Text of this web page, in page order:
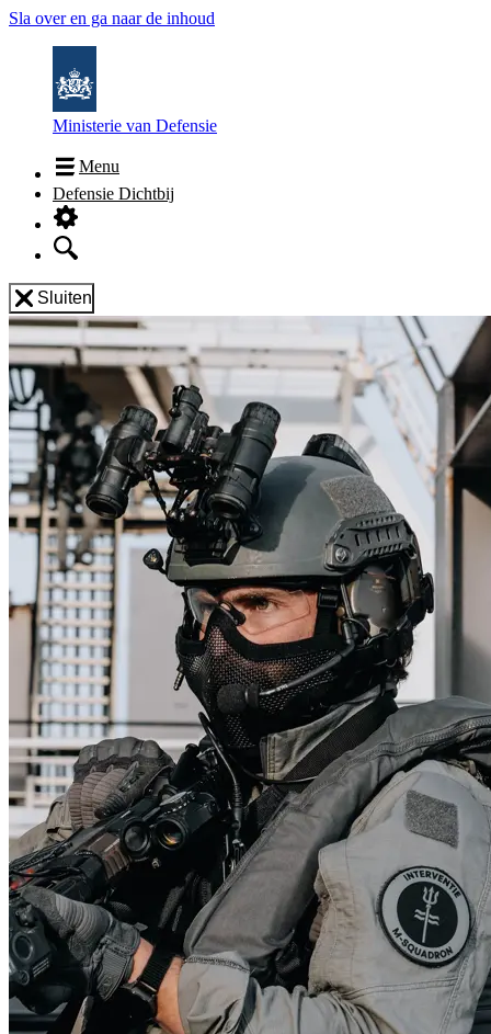
Sla over en ga naar de inhoud
Ministerie van Defensie
Menu
Defensie Dichtbij
Sluiten